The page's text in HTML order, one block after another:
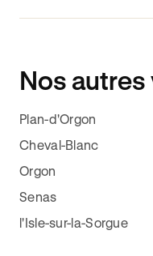
Nos autres
Plan-d'Orgon
Cheval-Blanc
Orgon
Senas
l'Isle-sur-la-Sorgue